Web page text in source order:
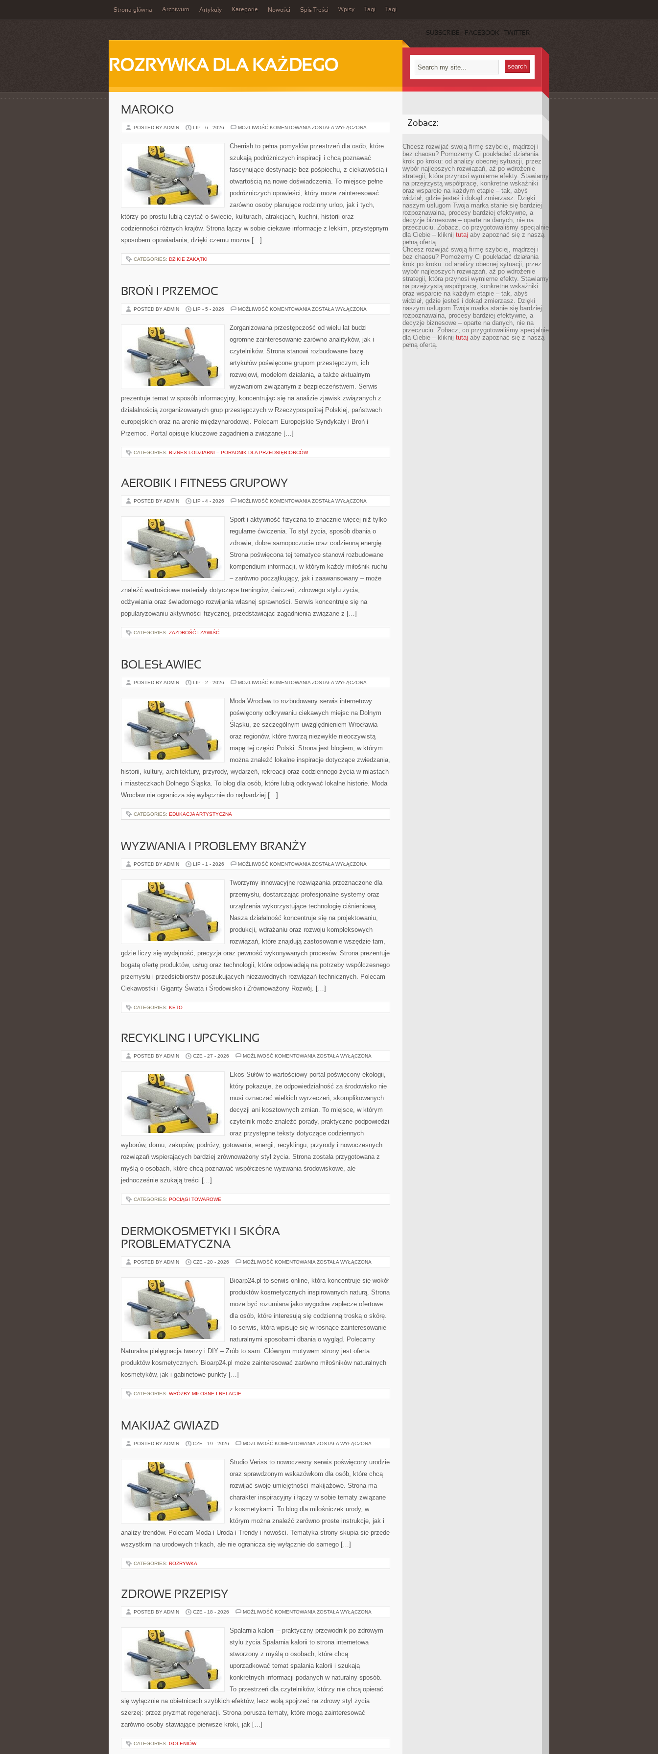
Strona główna Archiwum Artykuły Kategorie Nowości Spis Treści Wpisy Tagi Tagi
SUBSCRIBE FACEBOOK TWITTER
ROZRYWKA DLA KAŻDEGO
MAROKO
POSTED BY ADMIN LIP - 6 - 2026 MOŻLIWOŚĆ KOMENTOWANIA MAROKO
ZOSTAŁA WYŁĄCZONA
Cherrish to pełna pomysłów przestrzeń dla osób, które
szukają podróżniczych inspiracji i chcą poznawać
fascynujące destynacje bez pośpiechu, z ciekawością i
otwartością na nowe doświadczenia. To miejsce pełne
podróżniczych opowieści, który może zainteresować
zarówno osoby planujące rodzinny urlop, jak i tych,
którzy po prostu lubią czytać o świecie, kulturach, atrakcjach, kuchni, historii oraz
codzienności różnych krajów. Strona łączy w sobie ciekawe informacje z lekkim, przystępnym
sposobem opowiadania, dzięki czemu można […]
CATEGORIES: DZIKIE ZAKĄTKI
BROŃ I PRZEMOC
POSTED BY ADMIN LIP - 5 - 2026 MOŻLIWOŚĆ KOMENTOWANIA BROŃ
ZOSTAŁA WYŁĄCZONA
Zorganizowana przestępczość od wielu lat budzi
ogromne zainteresowanie zarówno analityków, jak i
czytelników. Strona stanowi rozbudowane bazę
artykułów poświęcone grupom przestępczym, ich
rozwojowi, modelom działania, a także aktualnym
wyzwaniom związanym z bezpieczeństwem. Serwis
prezentuje temat w sposób informacyjny, koncentrując się na analizie zjawisk związanych z
działalnością zorganizowanych grup przestępczych w Rzeczypospolitej Polskiej, państwach
europejskich oraz na arenie międzynarodowej. Polecam Europejskie Syndykaty i Broń i
Przemoc. Portal opisuje kluczowe zagadnienia związane […]
CATEGORIES: BIZNES LODZIARNI – PORADNIK DLA PRZEDSIĘBIORCÓW
AEROBIK I FITNESS GRUPOWY
POSTED BY ADMIN LIP - 4 - 2026 MOŻLIWOŚĆ KOMENTOWANIA AEROBIK
GRUPOWY
ZOSTAŁA WYŁĄCZONA
Sport i aktywność fizyczna to znacznie więcej niż tylko
regularne ćwiczenia. To styl życia, sposób dbania o
zdrowie, dobre samopoczucie oraz codzienną energię.
Strona poświęcona tej tematyce stanowi rozbudowane
kompendium informacji, w którym każdy miłośnik ruchu
– zarówno początkujący, jak i zaawansowany – może
znaleźć wartościowe materiały dotyczące treningów, ćwiczeń, zdrowego stylu życia,
odżywiania oraz świadomego rozwijania własnej sprawności. Serwis koncentruje się na
popularyzowaniu aktywności fizycznej, przedstawiając zagadnienia związane z […]
CATEGORIES: ZAZDROŚĆ I ZAWIŚĆ
BOLESŁAWIEC
POSTED BY ADMIN LIP - 2 - 2026 MOŻLIWOŚĆ KOMENTOWANIA BOLESŁAWIEC
ZOSTAŁA WYŁĄCZONA
Moda Wrocław to rozbudowany serwis internetowy
poświęcony odkrywaniu ciekawych miejsc na Dolnym
Śląsku, ze szczególnym uwzględnieniem Wrocławia
oraz regionów, które tworzą niezwykle nieoczywistą
mapę tej części Polski. Strona jest blogiem, w którym
można znaleźć lokalne inspiracje dotyczące zwiedzania,
historii, kultury, architektury, przyrody, wydarzeń, rekreacji oraz codziennego życia w miastach
i miasteczkach Dolnego Śląska. To blog dla osób, które lubią odkrywać lokalne historie. Moda
Wrocław nie ogranicza się wyłącznie do najbardziej […]
CATEGORIES: EDUKACJA ARTYSTYCZNA
WYZWANIA I PROBLEMY BRANŻY
POSTED BY ADMIN LIP - 1 - 2026 MOŻLIWOŚĆ KOMENTOWANIA WYZWANIA
BRANŻY
ZOSTAŁA WYŁĄCZONA
Tworzymy innowacyjne rozwiązania przeznaczone dla
przemysłu, dostarczając profesjonalne systemy oraz
urządzenia wykorzystujące technologię ciśnieniową.
Nasza działalność koncentruje się na projektowaniu,
produkcji, wdrażaniu oraz rozwoju kompleksowych
rozwiązań, które znajdują zastosowanie wszędzie tam,
gdzie liczy się wydajność, precyzja oraz pewność wykonywanych procesów. Strona prezentuje
bogatą ofertę produktów, usług oraz technologii, które odpowiadają na potrzeby współczesnego
przemysłu i przedsiębiorstw poszukujących niezawodnych rozwiązań technicznych. Polecam
Ciekawostki i Giganty Świata i Środowisko i Zrównoważony Rozwój. […]
CATEGORIES: KETO
RECYKLING I UPCYKLING
POSTED BY ADMIN CZE - 27 - 2026 MOŻLIWOŚĆ KOMENTOWANIA RECYKLING
ZOSTAŁA WYŁĄCZONA
Ekos-Sułów to wartościowy portal poświęcony ekologii,
który pokazuje, że odpowiedzialność za środowisko nie
musi oznaczać wielkich wyrzeczeń, skomplikowanych
decyzji ani kosztownych zmian. To miejsce, w którym
czytelnik może znaleźć porady, praktyczne podpowiedzi
oraz przystępne teksty dotyczące codziennych
wyborów, domu, zakupów, podróży, gotowania, energii, recyklingu, przyrody i nowoczesnych
rozwiązań wspierających bardziej zrównoważony styl życia. Strona została przygotowana z
myślą o osobach, które chcą poznawać współczesne wyzwania środowiskowe, ale
jednocześnie szukają treści […]
CATEGORIES: POCIĄGI TOWAROWE
DERMOKOSMETYKI I SKÓRA
PROBLEMATYCZNA
POSTED BY ADMIN CZE - 20 - 2026 MOŻLIWOŚĆ KOMENTOWANIA DERMOKOSMETYKI
PROBLEMATYCZNA
ZOSTAŁA WYŁĄCZONA
Bioarp24.pl to serwis online, która koncentruje się wokół
produktów kosmetycznych inspirowanych naturą. Strona
może być rozumiana jako wygodne zaplecze ofertowe
dla osób, które interesują się codzienną troską o skórę.
To serwis, która wpisuje się w rosnące zainteresowanie
naturalnymi sposobami dbania o wygląd. Polecamy
Naturalna pielęgnacja twarzy i DIY – Zrób to sam. Głównym motywem strony jest oferta
produktów kosmetycznych. Bioarp24.pl może zainteresować zarówno miłośników naturalnych
kosmetyków, jak i gabinetowe punkty […]
CATEGORIES: WRÓŻBY MIŁOSNE I RELACJE
MAKIJAŻ GWIAZD
POSTED BY ADMIN CZE - 19 - 2026 MOŻLIWOŚĆ KOMENTOWANIA MAKIJAŻ
ZOSTAŁA WYŁĄCZONA
Studio Veriss to nowoczesny serwis poświęcony urodzie
oraz sprawdzonym wskazówkom dla osób, które chcą
rozwijać swoje umiejętności makijażowe. Strona ma
charakter inspiracyjny i łączy w sobie tematy związane
z kosmetykami. To blog dla miłośniczek urody, w
którym można znaleźć zarówno proste instrukcje, jak i
analizy trendów. Polecam Moda i Uroda i Trendy i nowości. Tematyka strony skupia się przede
wszystkim na urodowych trikach, ale nie ogranicza się wyłącznie do samego […]
CATEGORIES: ROZRYWKA
ZDROWE PRZEPISY
POSTED BY ADMIN CZE - 18 - 2026 MOŻLIWOŚĆ KOMENTOWANIA ZDROWE
ZOSTAŁA WYŁĄCZONA
Spalarnia kalorii – praktyczny przewodnik po zdrowym
stylu życia Spalarnia kalorii to strona internetowa
stworzony z myślą o osobach, które chcą
uporządkować temat spalania kalorii i szukają
konkretnych informacji podanych w naturalny sposób.
To przestrzeń dla czytelników, którzy nie chcą opierać
się wyłącznie na obietnicach szybkich efektów, lecz wolą spojrzeć na zdrowy styl życia
szerzej: przez pryzmat regeneracji. Strona porusza tematy, które mogą zainteresować
zarówno osoby stawiające pierwsze kroki, jak […]
CATEGORIES: GOLENIÓW
Zobacz:
Chcesz rozwijać swoją firmę szybciej, mądrzej i
bez chaosu? Pomożemy Ci poukładać działania
krok po kroku: od analizy obecnej sytuacji, przez
wybór najlepszych rozwiązań, aż po wdrożenie
strategii, która przynosi wymierne efekty. Stawiamy
na przejrzystą współpracę, konkretne wskaźniki
oraz wsparcie na każdym etapie – tak, abyś
widział, gdzie jesteś i dokąd zmierzasz. Dzięki
naszym usługom Twoja marka stanie się bardziej
rozpoznawalna, procesy bardziej efektywne, a
decyzje biznesowe – oparte na danych, nie na
przeczuciu. Zobacz, co przygotowaliśmy specjalnie
dla Ciebie – kliknij tutaj aby zapoznać się z naszą
pełną ofertą.
Chcesz rozwijać swoją firmę szybciej, mądrzej i
bez chaosu? Pomożemy Ci poukładać działania
krok po kroku: od analizy obecnej sytuacji, przez
wybór najlepszych rozwiązań, aż po wdrożenie
strategii, która przynosi wymierne efekty. Stawiamy
na przejrzystą współpracę, konkretne wskaźniki
oraz wsparcie na każdym etapie – tak, abyś
widział, gdzie jesteś i dokąd zmierzasz. Dzięki
naszym usługom Twoja marka stanie się bardziej
rozpoznawalna, procesy bardziej efektywne, a
decyzje biznesowe – oparte na danych, nie na
przeczuciu. Zobacz, co przygotowaliśmy specjalnie
dla Ciebie – kliknij tutaj aby zapoznać się z naszą
pełną ofertą.